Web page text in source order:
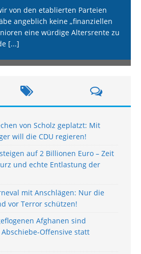
von den etablierten Parteien
angeblich keine „finanziellen
eine würdige Altersrente zu
[...]
von Scholz geplatzt: Mit
will die CDU regieren!
auf 2 Billionen Euro – Zeit
und echte Entlastung der
mit Anschlägen: Nur die
vor Terror schützen!
Afghanen sind
Offensive statt